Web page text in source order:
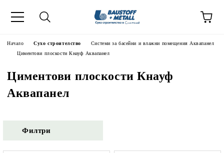
Начало Сухо строителство
Системи за басейни и влажни помещения Аквапанел
Циментови плоскости Кнауф Аквапанел
Циментови плоскости Кнауф
Аквапанел
Филтри